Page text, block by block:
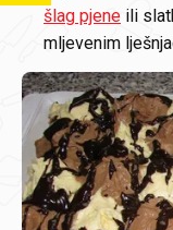
šlag pjene ili
mljevenim